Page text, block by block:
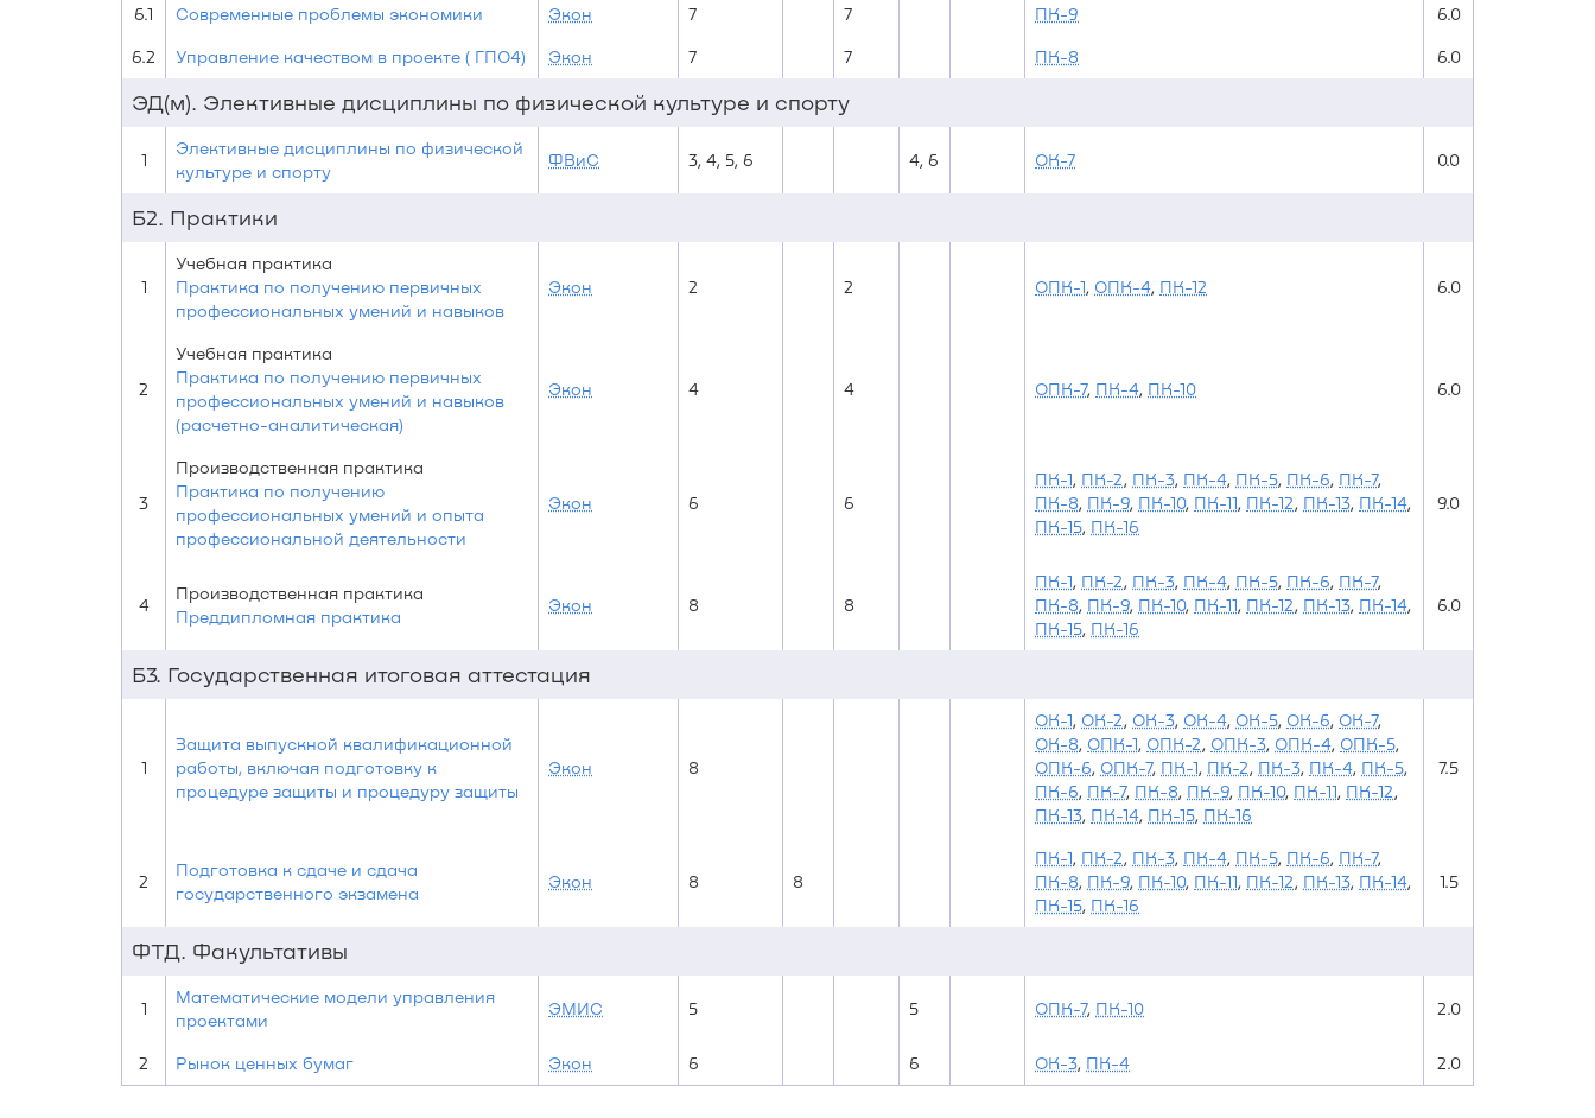
6.1 Современные проблемы экономики Экон 7 7 ПК-9 6.0
6.2 Управление качеством в проекте ( ГПО4) Экон 7 7 ПК-8 6.0
ЭД(м). Элективные дисциплины по физической культуре и спорту
1
Элективные дисциплины по физической
культуре и спорту
ФВиС 3, 4, 5, 6 4, 6 ОК-7 0.0
Б2. Практики
1
Учебная практика
Практика по получению первичных
профессиональных умений и навыков
Экон 2 2 ОПК-1, ОПК-4, ПК-12 6.0
2
Учебная практика
Практика по получению первичных
профессиональных умений и навыков
(расчетно-аналитическая)
Экон 4 4 ОПК-7, ПК-4, ПК-10 6.0
3
Производственная практика
Практика по получению
профессиональных умений и опыта
профессиональной деятельности
Экон 6 6
ПК-1, ПК-2, ПК-3, ПК-4, ПК-5, ПК-6, ПК-7,
ПК-8, ПК-9, ПК-10, ПК-11, ПК-12, ПК-13, ПК-14,
ПК-15, ПК-16
9.0
4
Производственная практика
Преддипломная практика
Экон 8 8
ПК-1, ПК-2, ПК-3, ПК-4, ПК-5, ПК-6, ПК-7,
ПК-8, ПК-9, ПК-10, ПК-11, ПК-12, ПК-13, ПК-14,
ПК-15, ПК-16
6.0
Б3. Государственная итоговая аттестация
1
Защита выпускной квалификационной
работы, включая подготовку к
процедуре защиты и процедуру защиты
Экон 8
ОК-1, ОК-2, ОК-3, ОК-4, ОК-5, ОК-6, ОК-7,
ОК-8, ОПК-1, ОПК-2, ОПК-3, ОПК-4, ОПК-5,
ОПК-6, ОПК-7, ПК-1, ПК-2, ПК-3, ПК-4, ПК-5,
ПК-6, ПК-7, ПК-8, ПК-9, ПК-10, ПК-11, ПК-12,
ПК-13, ПК-14, ПК-15, ПК-16
7.5
2
Подготовка к сдаче и сдача
государственного экзамена
Экон 8 8
ПК-1, ПК-2, ПК-3, ПК-4, ПК-5, ПК-6, ПК-7,
ПК-8, ПК-9, ПК-10, ПК-11, ПК-12, ПК-13, ПК-14,
ПК-15, ПК-16
1.5
ФТД. Факультативы
1
Математические модели управления
проектами
ЭМИС 5 5 ОПК-7, ПК-10 2.0
2 Рынок ценных бумаг Экон 6 6 ОК-3, ПК-4 2.0